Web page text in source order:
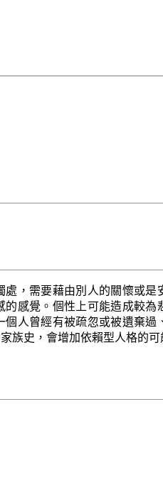
，需要藉由別人的關懷或是
感覺。個性上可能造成較為
人曾經有被疏忽或被遺棄過
族史，會增加依賴型人格的可